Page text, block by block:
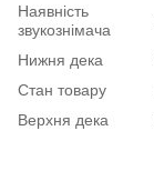
Наявність
звукознімача
Нижня дека
Стан товару
Верхня дека